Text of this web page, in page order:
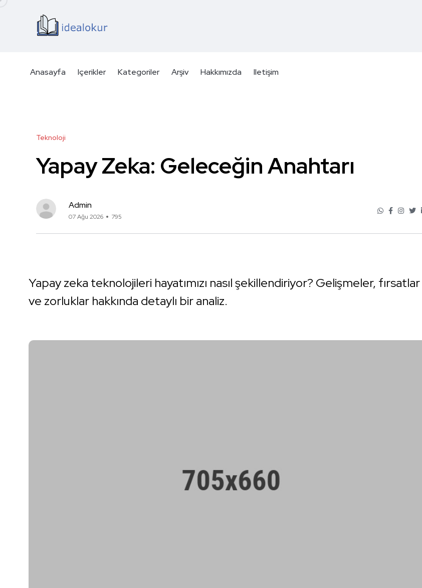
Anasayfa Içerikler Kategoriler Arşiv Hakkımızda Iletişim
Teknoloji
Yapay Zeka: Geleceğin Anahtarı
Admin
07 Ağu 2026 795
Yapay zeka teknolojileri hayatımızı nasıl şekillendiriyor? Gelişmeler, fırsatlar
ve zorluklar hakkında detaylı bir analiz.